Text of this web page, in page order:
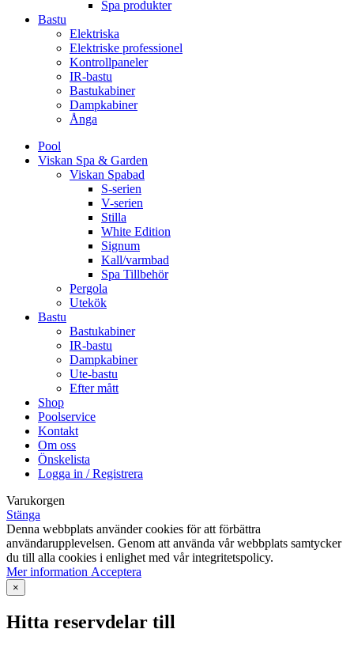
Spa produkter
Bastu
Elektriska
Elektriske professionel
Kontrollpaneler
IR-bastu
Bastukabiner
Dampkabiner
Ånga
Pool
Viskan Spa & Garden
Viskan Spabad
S-serien
V-serien
Stilla
White Edition
Signum
Kall/varmbad
Spa Tillbehör
Pergola
Utekök
Bastu
Bastukabiner
IR-bastu
Dampkabiner
Ute-bastu
Efter mått
Shop
Poolservice
Kontakt
Om oss
Önskelista
Logga in / Registrera
Varukorgen
Stänga
Denna webbplats använder cookies för att förbättra
användarupplevelsen. Genom att använda vår webbplats samtycker
du till alla cookies i enlighet med vår integritetspolicy.
Mer information Mer
Acceptera
×
Hitta reservdelar till